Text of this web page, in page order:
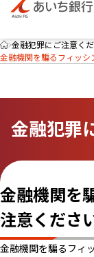
金融犯罪にご注意く
金融機関を騙るフィッシ
金融犯罪
金融機関を
注意くださ
金融機関を騙るフィ